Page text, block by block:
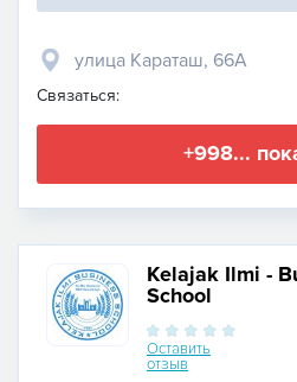
улица Караташ, 66А
Связаться:
+998...
Kelajak Ilmi -
School
Оставить
отзыв